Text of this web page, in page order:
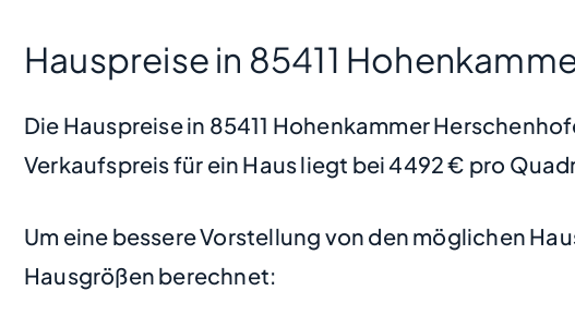
Hauspreise in 85411
Die Hauspreise in 85411 Hohenkammer
Verkaufspreis für ein Haus liegt bei 4492 € pro
Um eine bessere Vorstellung von den möglichen
Hausgrößen berechnet: